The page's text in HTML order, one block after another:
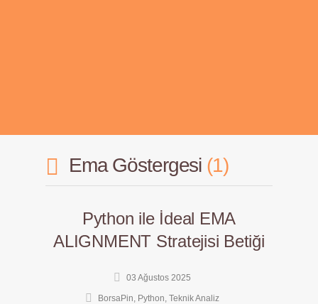
Ema Göstergesi 1
Python ile İdeal EMA
ALIGNMENT Stratejisi Betiği
03 Ağustos 2025
BorsaPin, Python, Teknik Analiz